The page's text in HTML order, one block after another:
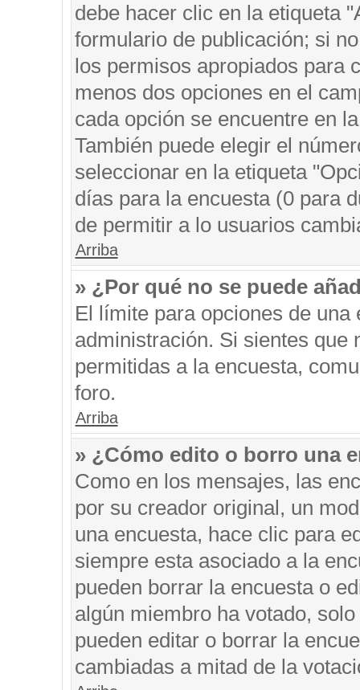
debe hacer clic en la etiqueta
formulario de publicación; si
los permisos apropiados para
menos dos opciones en el
cada opción se encuentre en
También puede elegir el
seleccionar en la etiqueta
días para la encuesta (0 para
de permitir a lo usuarios
Arriba
» ¿Por qué no se puede
El límite para opciones de una
administración. Si sientes que
permitidas a la encuesta,
foro.
Arriba
» ¿Cómo edito o borro una
Como en los mensajes, las
por su creador original, un
una encuesta, hace clic para
siempre esta asociado a la
pueden borrar la encuesta o
algún miembro ha votado,
pueden editar o borrar la
cambiadas a mitad de la